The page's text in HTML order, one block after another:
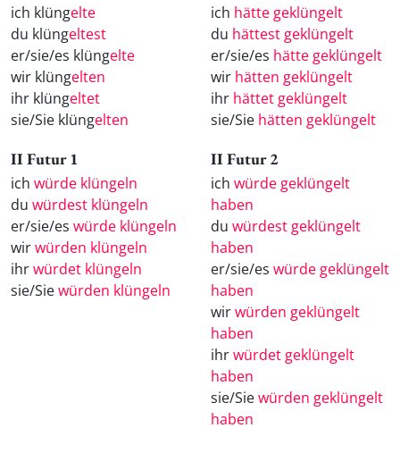
ich klüngelte
du klüngeltest
er/sie/es klüngelte
wir klüngelten
ihr klüngeltet
sie/Sie klüngelten
ich hätte geklüngelt
du hättest geklüngelt
er/sie/es hätte geklüngelt
wir hätten geklüngelt
ihr hättet geklüngelt
sie/Sie hätten geklüngelt
II Futur 1
ich würde klüngeln
du würdest klüngeln
er/sie/es würde klüngeln
wirwürden klüngeln
ihrwürdet klüngeln
sie/Siewürden klüngeln
II Futur 2
ich würde geklüngelt
haben
du würdest geklüngelt
haben
er/sie/es würde geklüngelt
haben
wirwürden geklüngelt
haben
ihrwürdet geklüngelt
haben
sie/Siewürden geklüngelt
haben